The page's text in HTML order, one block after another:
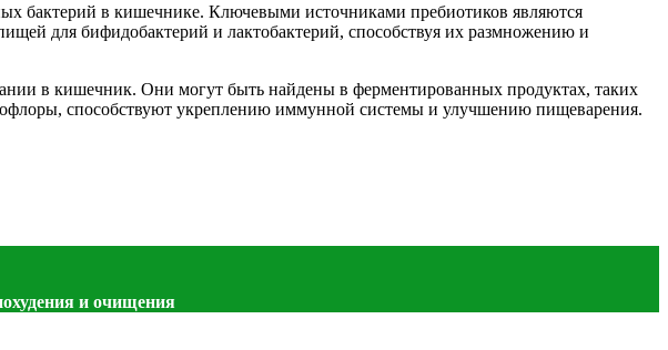
бактерий в кишечнике. Ключевыми источниками пребиотиков являются
для бифидобактерий и лактобактерий, способствуя их размножению и
в кишечник. Они могут быть найдены в ферментированных продуктах, таких
способствуют укреплению иммунной системы и улучшению пищеварения.
и очищения